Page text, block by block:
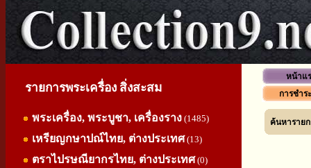
รายการพระเครื่อง สิ่งสะสม
พระเครื่อง, พระบูชา, เครื่องราง (1485)
เหรียญกษาปณ์ไทย, ต่างประเทศ(13)
ตราไปรษณียากรไทย, ต่างประเทศ(0)
หน้าแ
การชำร
ค้นหารายก